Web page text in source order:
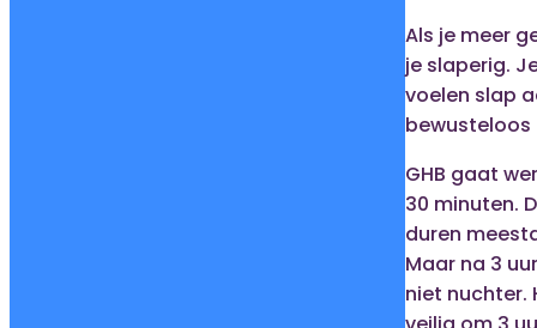
Als je meer
je slaperig.
voelen slap
bewusteloos
GHB gaat
30 minuten.
duren
Maar na 3
niet nuchter.